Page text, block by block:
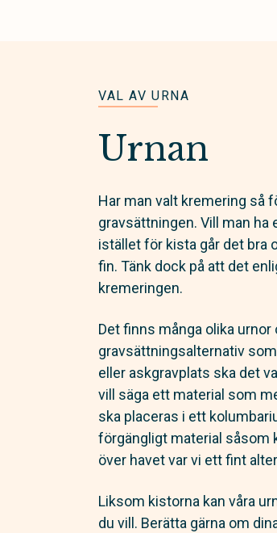
VAL AV URNA
Urnan
Har man valt kremering så
gravsättningen. Vill man
istället för kista går det bra
fin. Tänk dock på att det
kremeringen.
Det finns många olika
gravsättningsalternativ
eller askgravplats ska det
vill säga ett material som
ska placeras i ett
förgängligt material såsom
över havet var vi ett fint
Liksom kistorna kan våra
du vill. Berätta gärna om